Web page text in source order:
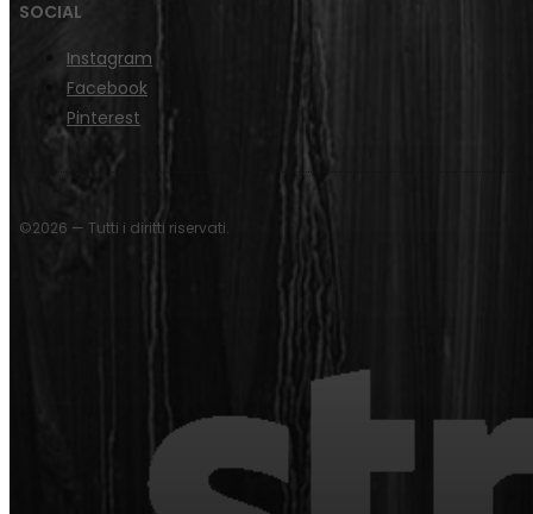
SOCIAL
Instagram
Facebook
Pinterest
©2026 — Tutti i diritti riservati.